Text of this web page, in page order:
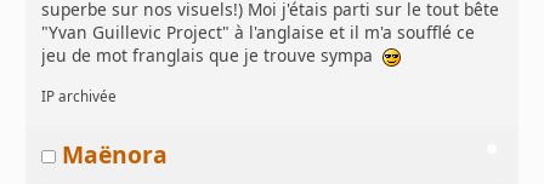
superbe sur nos visuels!) Moi j'étais parti sur le tout bête
"Yvan Guillevic Project" à l'anglaise et il m'a soufflé ce
jeu de mot franglais que je trouve sympa
IP archivée
Maënora